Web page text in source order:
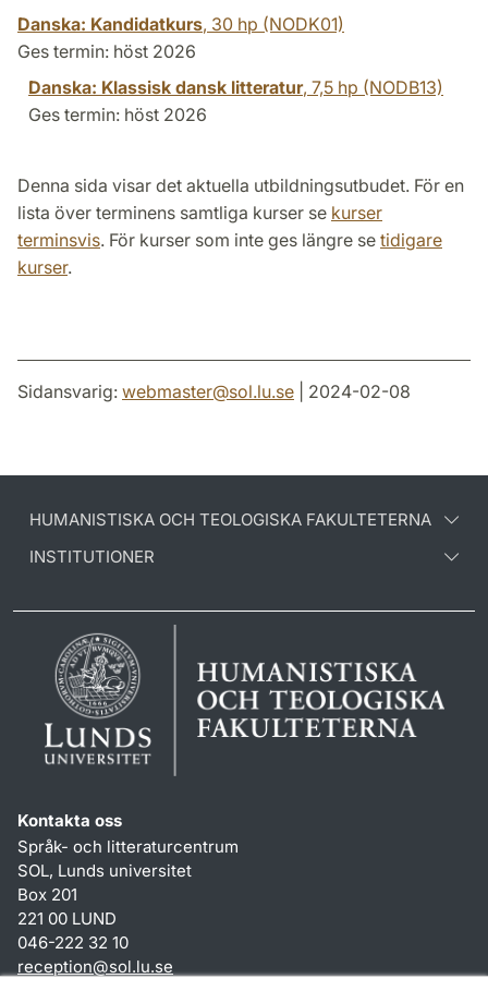
Danska: Kandidatkurs, 30 hp (NODK01)
Ges termin: höst 2026
Danska: Klassisk dansk litteratur, 7,5 hp (NODB13)
Ges termin: höst 2026
Denna sida visar det aktuella utbildningsutbudet. För en
lista över terminens samtliga kurser se kurser
terminsvis. För kurser som inte ges längre se tidigare
kurser.
Sidansvarig: webmaster@sol.lu.se | 2024-02-08
HUMANISTISKA OCH TEOLOGISKA FAKULTETERNA
INSTITUTIONER
Kontakta oss
Språk- och litteraturcentrum
SOL, Lunds universitet
Box 201
221 00 LUND
046-222 32 10
reception@sol.lu.se